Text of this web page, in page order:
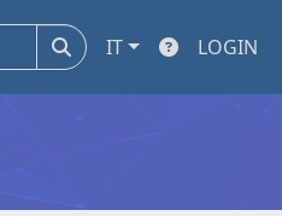
IT LOGIN